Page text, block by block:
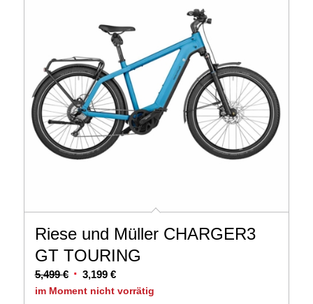
Riese und Müller CHARGER3
GT TOURING
5,499€ Ursprünglicher
Preis
3,199 €Aktueller
Preis
im Moment nicht vorrätig